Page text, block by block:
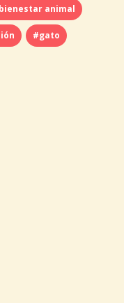
animal
#gato